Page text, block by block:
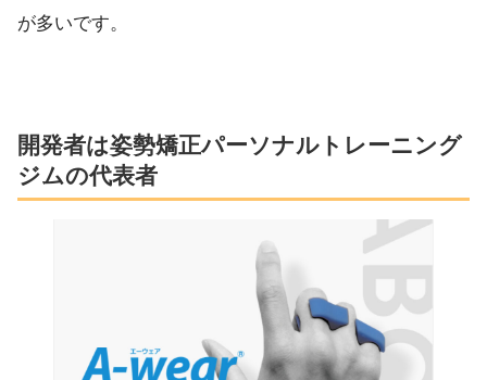
が多いです。
開発者は姿勢矯正パーソナルトレーニング
ジムの代表者